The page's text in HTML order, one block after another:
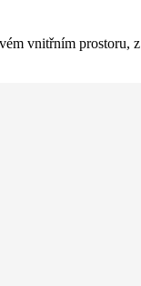
vnitřním